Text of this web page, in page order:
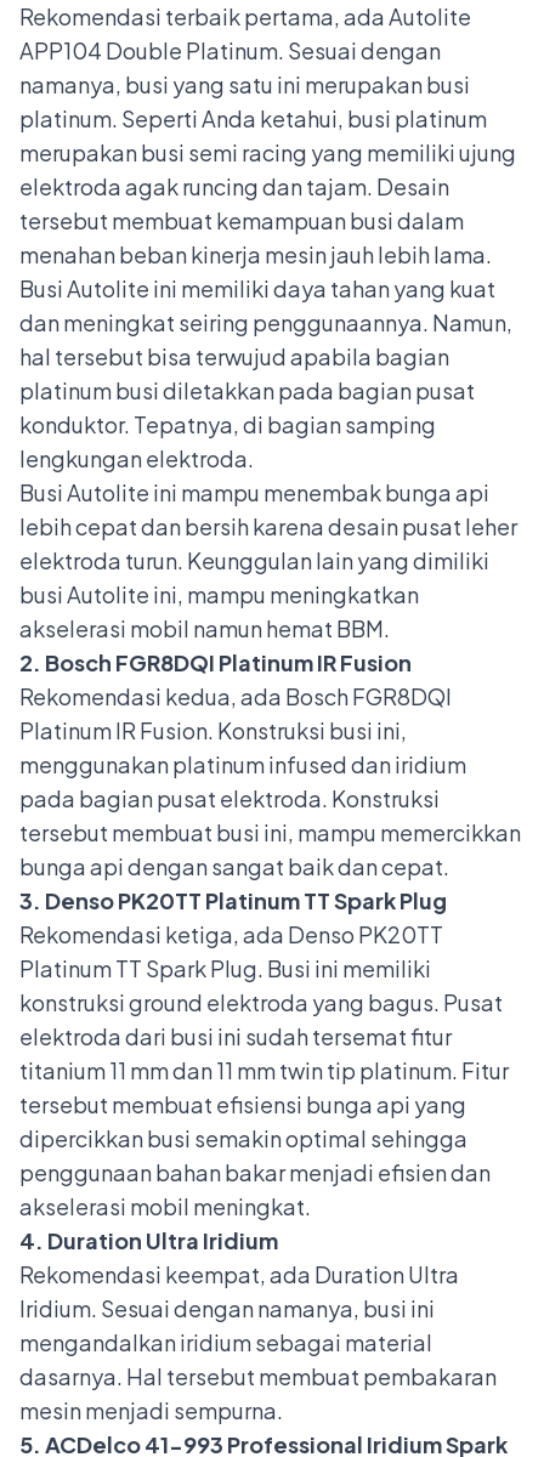
Rekomendasi terbaik pertama, ada Autolite
APP104 Double Platinum. Sesuai dengan
namanya, busi yang satu ini merupakan busi
platinum. Seperti Anda ketahui, busi platinum
merupakan busi semi racing yang memiliki ujung
elektroda agak runcing dan tajam. Desain
tersebut membuat kemampuan busi dalam
menahan beban kinerja mesin jauh lebih lama.
Busi Autolite ini memiliki daya tahan yang kuat
dan meningkat seiring penggunaannya. Namun,
hal tersebut bisa terwujud apabila bagian
platinum busi diletakkan pada bagian pusat
konduktor. Tepatnya, di bagian samping
lengkungan elektroda.
Busi Autolite ini mampu menembak bunga api
lebih cepat dan bersih karena desain pusat leher
elektroda turun. Keunggulan lain yang dimiliki
busi Autolite ini, mampu meningkatkan
akselerasi mobil namun hemat BBM.
2. Bosch FGR8DQI Platinum IR Fusion
Rekomendasi kedua, ada Bosch FGR8DQI
Platinum IR Fusion. Konstruksi busi ini,
menggunakan platinum infused dan iridium
pada bagian pusat elektroda. Konstruksi
tersebut membuat busi ini, mampu memercikkan
bunga api dengan sangat baik dan cepat.
3. Denso PK20TT Platinum TT Spark Plug
Rekomendasi ketiga, ada Denso PK20TT
Platinum TT Spark Plug. Busi ini memiliki
konstruksi ground elektroda yang bagus. Pusat
elektroda dari busi ini sudah tersemat fitur
titanium 11 mm dan 11 mm twin tip platinum. Fitur
tersebut membuat efisiensi bunga api yang
dipercikkan busi semakin optimal sehingga
penggunaan bahan bakar menjadi efisien dan
akselerasi mobil meningkat.
4. Duration Ultra Iridium
Rekomendasi keempat, ada Duration Ultra
Iridium. Sesuai dengan namanya, busi ini
mengandalkan iridium sebagai material
dasarnya. Hal tersebut membuat pembakaran
mesin menjadi sempurna.
5. ACDelco 41-993 Professional Iridium Spark